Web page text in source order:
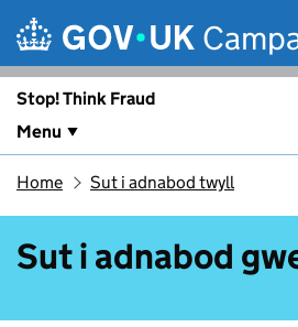
Stop! Think Fraud
Menu
Home Sut i adnabod twyll
Sut i adnabod